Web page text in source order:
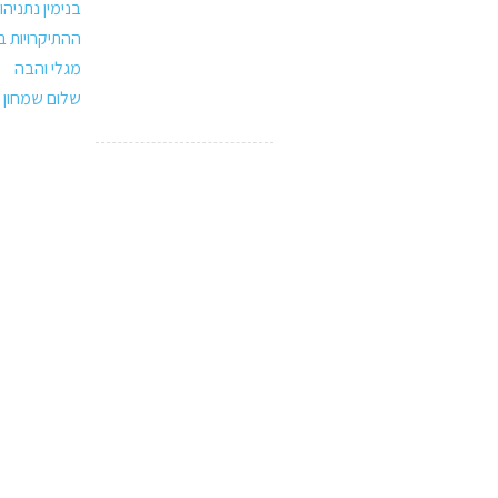
בנימין נתניהו
מגלי והבה
שלום שמחון